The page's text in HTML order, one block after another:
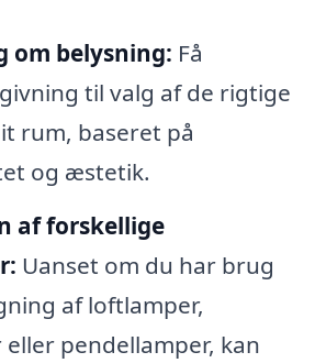
om belysning: Få
til valg af de rigtige
rum, baseret på
og æstetik.
af forskellige
Uanset om du har brug
af loftlamper,
pendellamper, kan